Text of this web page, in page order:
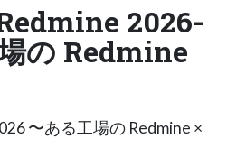
2026-
の Redmine
〜ある工場の Redmine ×